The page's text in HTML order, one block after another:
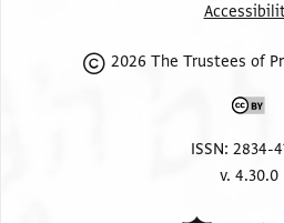
2026 The Trustees of
ISSN: 2834-
v. 4.30.0